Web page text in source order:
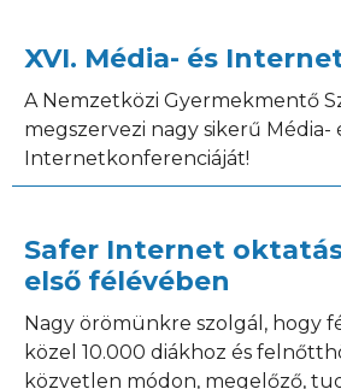
XVI. Média- és
A Nemzetközi Gyermekmentő
megszervezi nagy sikerű Média-
Internetkonferenciáját!
Safer Internet
első félévében
Nagy örömünkre szolgál, hogy
közel 10.000 diákhoz és
közvetlen módon, megelőző,